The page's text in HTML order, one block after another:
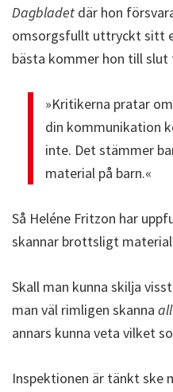
Dagbladet där hon
omsorgsfullt uttryckt sitt
bästa kommer hon till
»Kritikerna pratar
din kommunikation
inte. Det stämmer
material på barn.«
Så Heléne Fritzon har
skannar brottsligt
Skall man kunna skilja
man väl rimligen skanna
annars kunna veta vilket
Inspektionen är tänkt ske